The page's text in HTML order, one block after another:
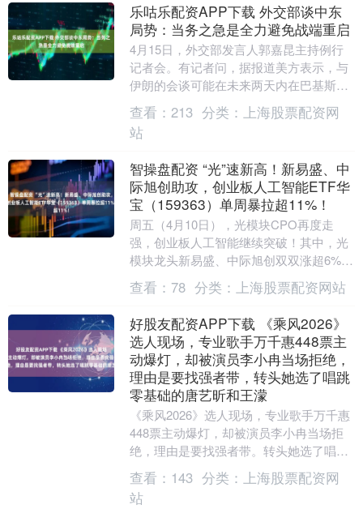
乐咕乐配资APP下载 外交部谈中东
局势：当务之急是全力避免战端重启
4月15日，外交部发言人郭嘉昆主持例行
记者会。有记者问，据报道美方表示，与
伊朗的会谈可能在未来两天内在巴基斯坦
举行，中方对此有何评论？对下一轮的谈
判持何看法？中....
查看： 213 分类： 上海股票配资网
站
智操盘配资 “光”速新高！新易盛、中
际旭创助攻，创业板人工智能ETF华
宝（159363）单周暴拉超11%！
周五（4月10日），光模块CPO再度走
强，创业板人工智能继续突破！其中，光
模块龙头新易盛、中际旭创双双涨超6%创
新高，新易盛市值突破5000亿元，中际旭
创市值突....
查看： 78 分类： 上海股票配资网站
好股友配资APP下载 《乘风2026》
选人现场，专业歌手万千惠448票主
动爆灯，却被演员李小冉当场拒绝，
理由是要找强者带，转头她选了唱跳
零基础的唐艺昕和王濛
《乘风2026》选人现场，专业歌手万千惠
448票主动爆灯，却被演员李小冉当场拒
绝，理由是要找强者带。转头她选了唱跳
零基础的唐艺昕和王濛，网友炸锅说双
标。这事告诉....
查看： 143 分类： 上海股票配资网
站